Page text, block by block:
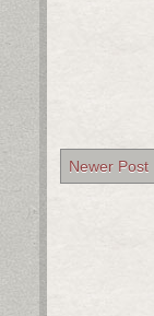
Newer Post